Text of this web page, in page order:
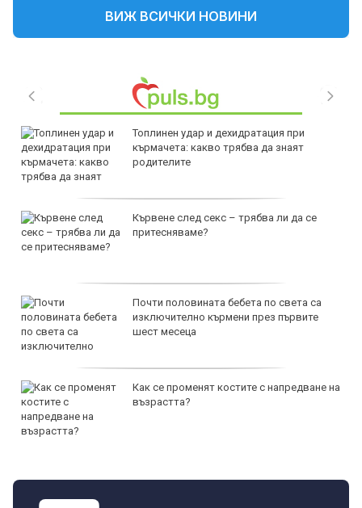
ВИЖ ВСИЧКИ НОВИНИ
Топлинен удар и дехидратация при
кърмачета: какво трябва да знаят
родителите
Кървене след секс – трябва ли да се
притесняваме?
Почти половината бебета по света са
изключително кърмени през първите
шест месеца
Как се променят костите с напредване на
възрастта?